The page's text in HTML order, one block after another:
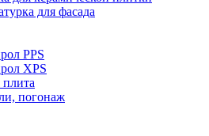
для фасада
PPS
XPS
погонаж